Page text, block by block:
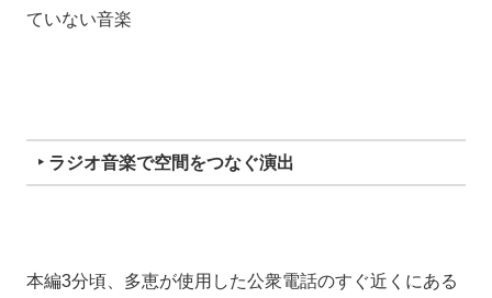
ていない音楽
‣ ラジオ音楽で空間をつなぐ演出
本編3分頃、多恵が使用した公衆電話のすぐ近くにある